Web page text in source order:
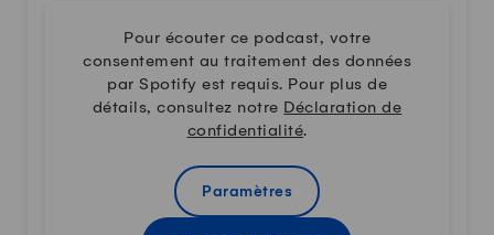
Pour écouter ce podcast, votre
consentement au traitement des données
par Spotify est requis. Pour plus de
détails, consultez notre Déclaration de
confidentialité.
Paramètres